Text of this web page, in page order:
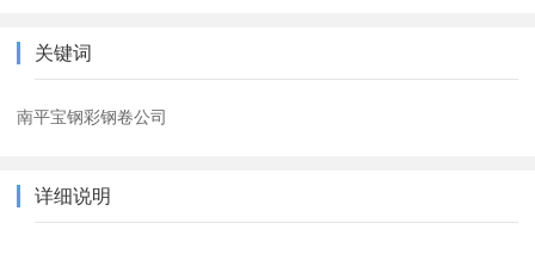
关键词
南平宝钢彩钢卷公司
详细说明